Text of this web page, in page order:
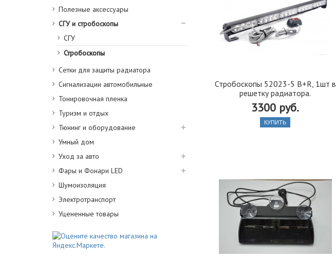
Полезные аксессуары
СГУ и стробоскопы
СГУ
Стробоскопы
Сетки для защиты радиатора
Сигнализации автомобильные
Тонировочная пленка
Туризм и отдых
Тюнинг и оборудование
Умный дом
Уход за авто
Фары и Фонари LED
Шумоизоляция
Электротранспорт
Уцененные товары
Стробоскопы 52023-5 B+R, 1шт в
решетку радиатора.
3300 руб.
КУПИТЬ